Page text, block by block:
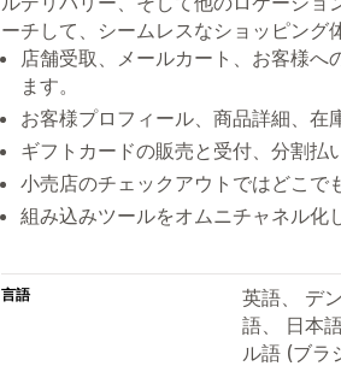
ーチして、シームレスなショッピング
店舗受取、メールカート、お客様
ます。
お客様プロフィール、商品詳細、在
ギフトカードの販売と受付、分割払
小売店のチェックアウトではどこで
組み込みツールをオムニチャネル化
言語
英語、 デ
語、 日本
ル語 (ブラ